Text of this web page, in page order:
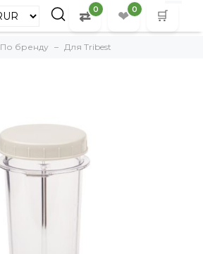
⇄ 0 ❤ 0 🛒
По бренду Для Tribest